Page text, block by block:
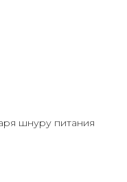
шнуру питания